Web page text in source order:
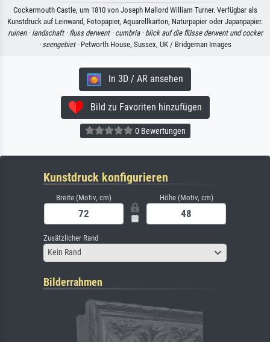
Cockermouth Castle, um 1810 von Joseph Mallord William Turner. Verfügbar als
Kunstdruck auf Leinwand, Fotopapier, Aquarellkarton, Naturpapier oder Japanpapier.
ruinen · landschaft · fluss derwent · cumbria · blick auf die flüsse derwent und cocker
· seengebiet· Petworth House, Sussex, UK / Bridgeman Images
In 3D / AR ansehen
Bild zu Favoriten hinzufügen
0 Bewertungen
Kunstdruck konfigurieren
Breite (Motiv, cm) Höhe (Motiv, cm)
Zusätzlicher Rand
Kein Rand
Bilderrahmen